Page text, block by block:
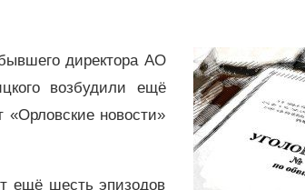
директора АО
возбудили ещё
новости»
ещё шесть эпизодов